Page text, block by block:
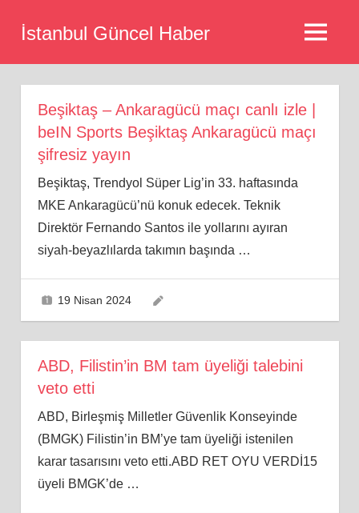
İstanbul Güncel Haber MENU
Beşiktaş – Ankaragücü maçı canlı izle |
beIN Sports Beşiktaş Ankaragücü maçı
şifresiz yayın
Beşiktaş, Trendyol Süper Lig’in 33. haftasında
MKE Ankaragücü’nü konuk edecek. Teknik
Direktör Fernando Santos ile yollarını ayıran
siyah-beyazlılarda takımın başında …
19 Nisan 2024
ABD, Filistin’in BM tam üyeliği talebini
veto etti
ABD, Birleşmiş Milletler Güvenlik Konseyinde
(BMGK) Filistin’in BM’ye tam üyeliği istenilen
karar tasarısını veto etti.ABD RET OYU VERDİ15
üyeli BMGK’de …